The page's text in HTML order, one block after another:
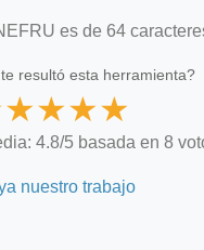
es de 64
resultó esta herramienta?
★★★★
4.8/5 basada en 8
nuestro trabajo